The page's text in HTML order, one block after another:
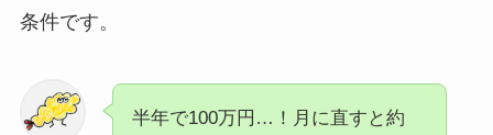
条件です。
半年で100万円…！月に直すと約